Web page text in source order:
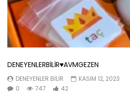
DENEYENLERBİLİR♥️AVMGEZEN
DENEYENLER BILIR
KASIM 12, 2023
0
747 42